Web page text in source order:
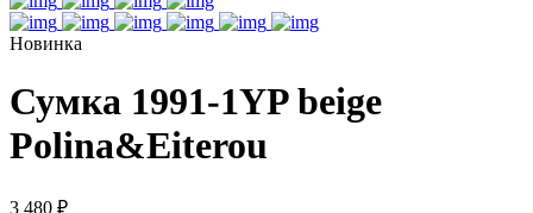
Новинка
Сумка 1991-1YP beige
Polina&Eiterou
3 480 ₽